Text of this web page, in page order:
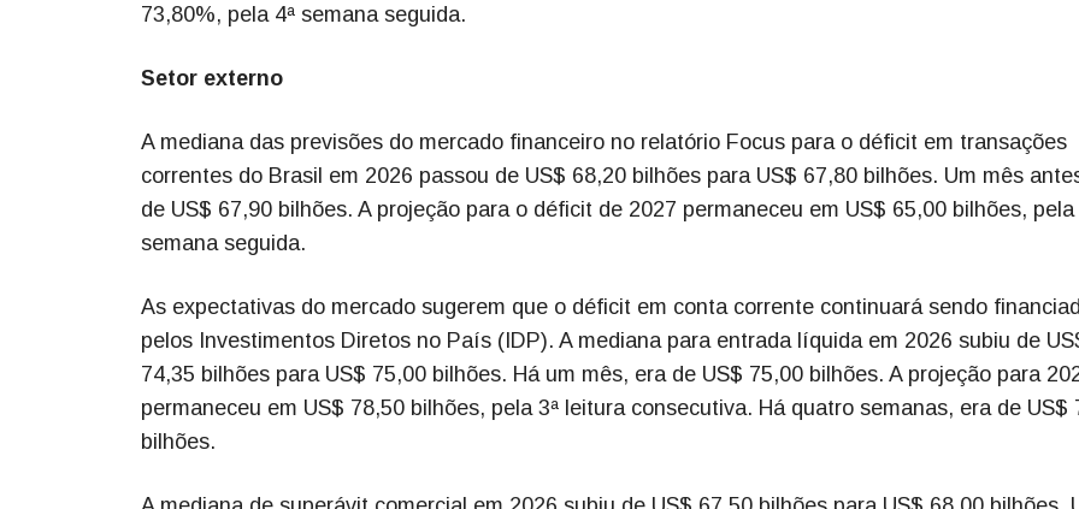
73,80%, pela 4ª semana seguida.
Setor externo
A mediana das previsões do mercado financeiro no relatório Focus para o déficit em transações
correntes do Brasil em 2026 passou de US$ 68,20 bilhões para US$ 67,80 bilhões. Um mês
de US$ 67,90 bilhões. A projeção para o déficit de 2027 permaneceu em US$ 65,00 bilhões, pela
semana seguida.
As expectativas do mercado sugerem que o déficit em conta corrente continuará sendo
pelos Investimentos Diretos no País (IDP). A mediana para entrada líquida em 2026 subiu de
74,35 bilhões para US$ 75,00 bilhões. Há um mês, era de US$ 75,00 bilhões. A projeção para
permaneceu em US$ 78,50 bilhões, pela 3ª leitura consecutiva. Há quatro semanas, era de US$
bilhões.